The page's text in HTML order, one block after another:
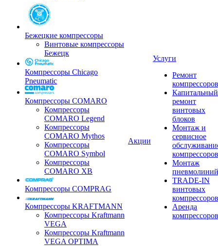
Бежецкие компрессоры
Винтовые компрессоры
Бежецк
Компрессоры Chicago
Pneumatic
Компрессоры COMARO
Компрессоры
COMARO Legend
Компрессоры
COMARO Mythos
Компрессоры
COMARO Symbol
Компрессоры
COMARO XB
Компрессоры COMPRAG
Компрессоры KRAFTMANN
Компрессоры Kraftmann
VEGA
Компрессоры Kraftmann
VEGA OPTIMA
Акции
Услуги
Ремонт
компрессоров
Капитальный
ремонт
винтовых
блоков
Монтаж и
сервисное
компрессоров
Монтаж
пневмолиний
TRADE-IN
винтовых
компрессоров
Аренда
компрессоров